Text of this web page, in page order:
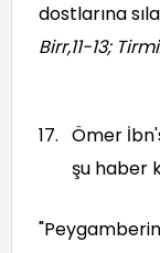
dostlarına
Birr,11-13;
Ömer
şu haber